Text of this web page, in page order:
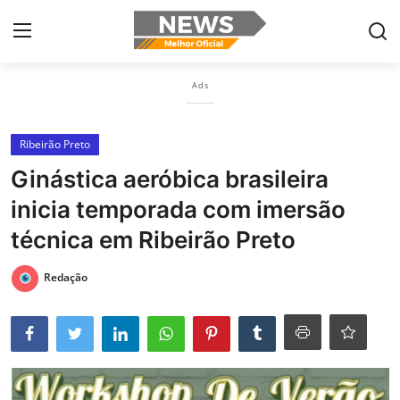
Home
Botelhos
Contact
Ribeirão Preto
Últimas nóticias
Portugûes
Ads
Ribeirão Preto
Ginástica aeróbica brasileira
inicia temporada com imersão
técnica em Ribeirão Preto
Redação
×